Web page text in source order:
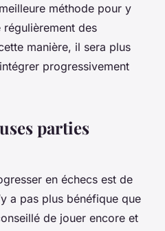
méthode pour y
des
manière, il sera plus
progressivement
parties
en échecs est de
a pas plus bénéfique que
de jouer encore et